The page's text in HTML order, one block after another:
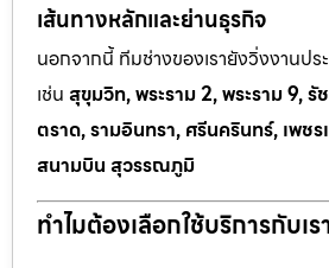
เส้นทางหลักและย่านธุรกิจ
นอกจากนี้ ทีมช่างของเรายังวิ่งงานป
เช่น สุขุมวิท, พระราม 2, พระราม 9,
ตราด, รามอินทรา, ศรีนครินทร์, เพช
สนามบิน สุวรรณภูมิ
ทำไมต้องเลือกใช้บริการกับเร